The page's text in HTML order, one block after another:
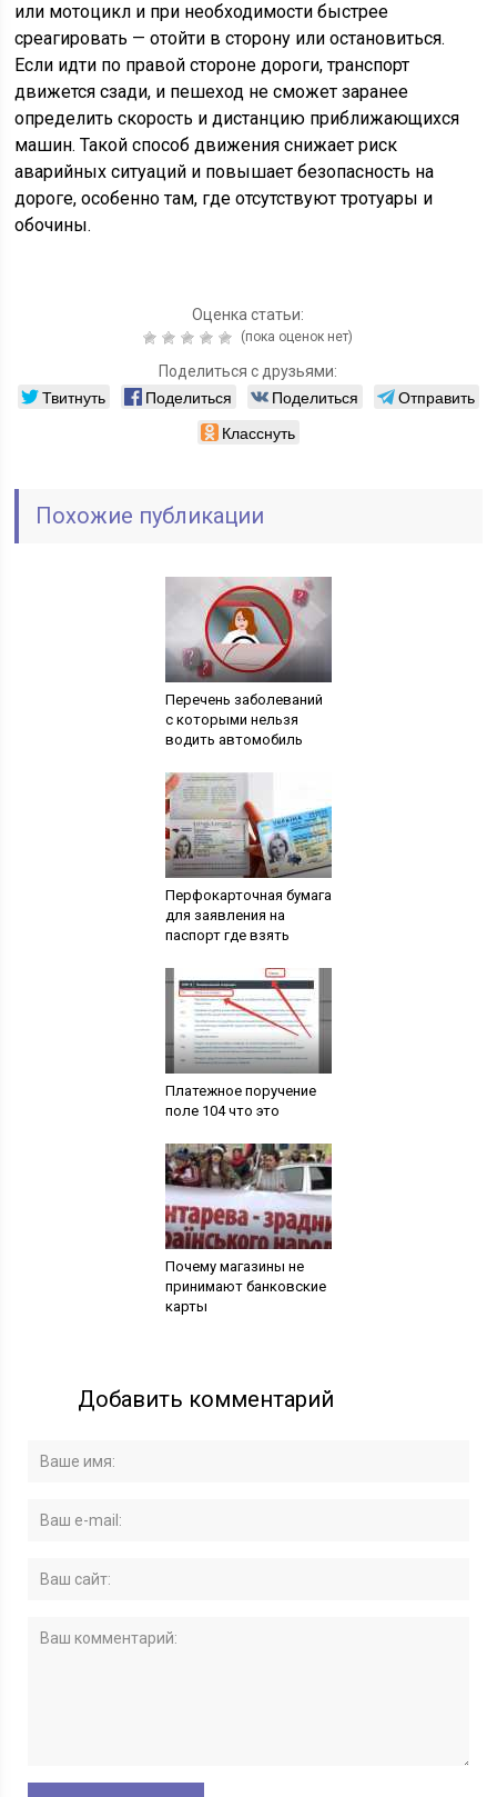
или мотоцикл и при необходимости быстрее
среагировать — отойти в сторону или остановиться.
Если идти по правой стороне дороги, транспорт
движется сзади, и пешеход не сможет заранее
определить скорость и дистанцию приближающихся
машин. Такой способ движения снижает риск
аварийных ситуаций и повышает безопасность на
дороге, особенно там, где отсутствуют тротуары и
обочины.
Оценка статьи:
(пока оценок нет)
Поделиться с друзьями:
Твитнуть Поделиться Поделиться
Отправить
Класснуть
Похожие публикации
Перечень заболеваний
с которыми нельзя
водить автомобиль
Перфокарточная бумага
для заявления на
паспорт где взять
Платежное поручение
поле 104 что это
Почему магазины не
принимают банковские
карты
Добавить комментарий